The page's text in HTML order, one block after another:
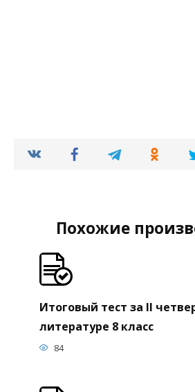
Похожие
Итоговый тест за II
литературе 8 класс
84